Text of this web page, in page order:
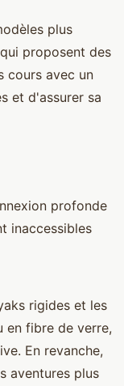
plus
proposent des
cours avec un
et d'assurer sa
profonde
inaccessibles
rigides et les
en fibre de verre,
En revanche,
aventures plus